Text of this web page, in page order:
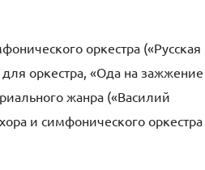
оркестра («Русская
оркестра, «Ода на зажжение
жанра («Василий
и симфонического оркестра